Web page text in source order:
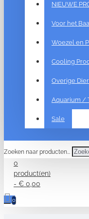
NIEUWE
Voor het
Woezel en
Cooling
Overige
Aquarium /
Sale
Zoeken naar producten...
0
product(en)
- € 0,00
0